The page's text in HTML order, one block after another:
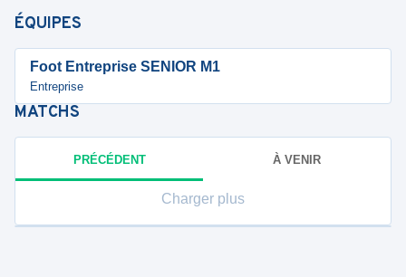
ÉQUIPES
Foot Entreprise SENIOR M1
Entreprise
MATCHS
PRÉCÉDENT À VENIR
Charger plus